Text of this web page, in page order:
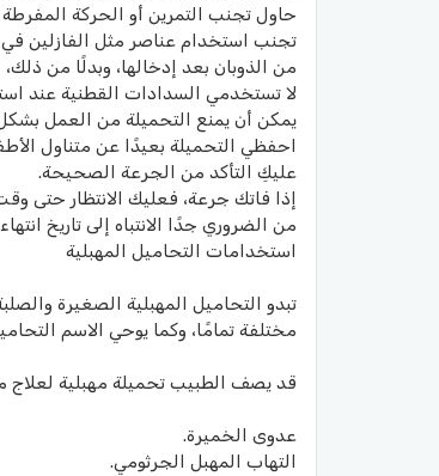
حاول تجنب التمرين أو الحركة المفرطة
تجنب استخدام عناصر مثل الفازلين
من الذوبان بعد إدخالها، وبدلًا من
لا تستخدمي السدادات القطنية عند
يمكن أن يمنع التحميلة من العمل
احفظي التحميلة بعيدًا عن متناول
عليكِ التأكد من الجرعة الصحيحة.
إذا فاتك جرعة، فعليك الانتظار حتى
من الضروري جدًا الانتباه إلى تاريخ
استخدامات التحاميل المهبلية
تبدو التحاميل المهبلية الصغيرة
مختلفة تمامًا، وكما يوحي الاسم
قد يصف الطبيب تحميلة مهبلية لعلاج
عدوى الخميرة.
التهاب المهبل الجرثومي.